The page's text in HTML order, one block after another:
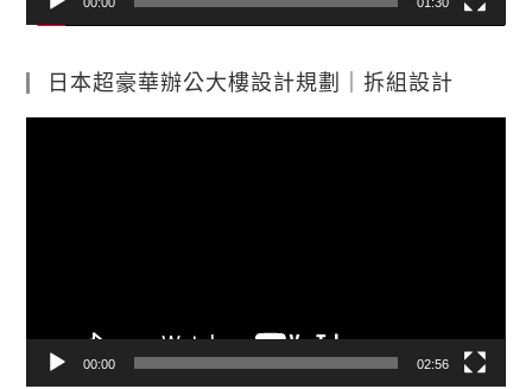
日本超豪華辦公大樓設計規劃｜拆組設計
00:00 02:56